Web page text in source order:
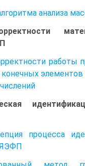
анализа
работы
элементов
процесса
ЯЭФП